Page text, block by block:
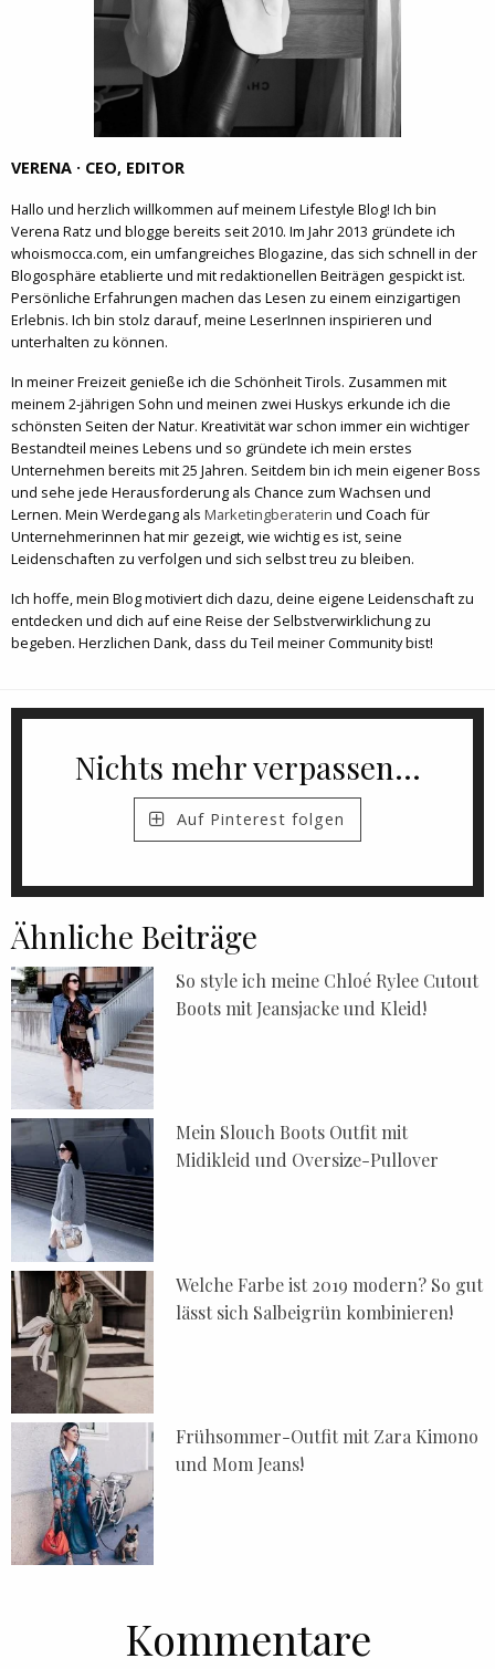
VERENA · CEO, EDITOR
Hallo und herzlich willkommen auf meinem Lifestyle Blog! Ich bin
Verena Ratz und blogge bereits seit 2010. Im Jahr 2013 gründete ich
whoismocca.com, ein umfangreiches Blogazine, das sich schnell in der
Blogosphäre etablierte und mit redaktionellen Beiträgen gespickt ist.
Persönliche Erfahrungen machen das Lesen zu einem einzigartigen
Erlebnis. Ich bin stolz darauf, meine LeserInnen inspirieren und
unterhalten zu können.
In meiner Freizeit genieße ich die Schönheit Tirols. Zusammen mit
meinem 2-jährigen Sohn und meinen zwei Huskys erkunde ich die
schönsten Seiten der Natur. Kreativität war schon immer ein wichtiger
Bestandteil meines Lebens und so gründete ich mein erstes
Unternehmen bereits mit 25 Jahren. Seitdem bin ich mein eigener Boss
und sehe jede Herausforderung als Chance zum Wachsen und
Lernen. Mein Werdegang als Marketingberaterin und Coach für
Unternehmerinnen hat mir gezeigt, wie wichtig es ist, seine
Leidenschaften zu verfolgen und sich selbst treu zu bleiben.
Ich hoffe, mein Blog motiviert dich dazu, deine eigene Leidenschaft zu
entdecken und dich auf eine Reise der Selbstverwirklichung zu
begeben. Herzlichen Dank, dass du Teil meiner Community bist!
Nichts mehr verpassen...
Auf Pinterest folgen
Ähnliche Beiträge
So style ich meine Chloé Rylee Cutout
Boots mit Jeansjacke und Kleid!
Mein Slouch Boots Outfit mit
Midikleid und Oversize-Pullover
Welche Farbe ist 2019 modern? So gut
lässt sich Salbeigrün kombinieren!
Frühsommer-Outfit mit Zara Kimono
und Mom Jeans!
Kommentare